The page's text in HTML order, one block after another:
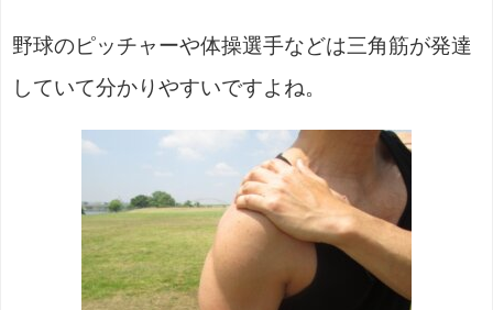
野球のピッチャーや体操選手などは三角筋が発達
していて分かりやすいですよね。